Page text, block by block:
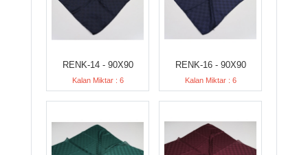
RENK-14 - 90X90
Kalan Miktar : 6
RENK-16 - 90X90
Kalan Miktar : 6